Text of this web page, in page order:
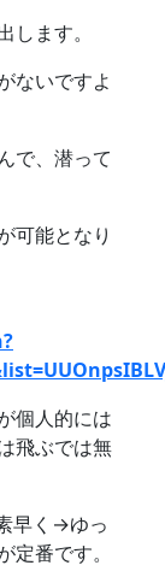
ます。
ないですよ
で、潜って
可能となり
個人的には
飛ぶでは無
早く→ゆっ
番です。